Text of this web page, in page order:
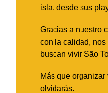
isla, desde sus
Gracias a nuestro
con la calidad,
buscan vivir São
Más que
olvidarás.